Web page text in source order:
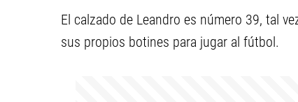
El calzado de Leandro es número 39, tal
sus propios botines para jugar al fútbol.